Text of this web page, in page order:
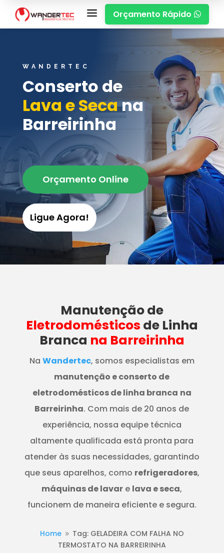
a Orçamento Rápido 
WANDERTEC
Conserto de
Lava e Secana
Barreirinha
Orçamento Online
Ligue Agora!
Manutençãode
Eletrodomésticos de Linha
Branca na Barreirinha
Na Wandertec, somos especialistas em
manutenção e conserto de
eletrodomésticos de linha branca na
Barreirinha. Com mais de 20 anos de
experiência, nossa equipe técnica
altamente qualificada está pronta para
atender às suas necessidades, garantindo
que seus aparelhos, como refrigeradores,
máquinas de lavar e lava e seca,
funcionem de maneira eficiente e segura.
Home 9 Tag: GELADEIRA COM FALHA NO
TERMOSTATO NA BARREIRINHA